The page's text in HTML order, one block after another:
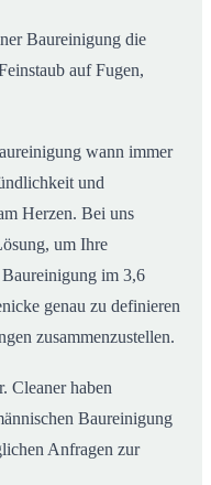
Baureinigung die
auf Fugen,
wann immer
und
Herzen. Bei uns
um Ihre
im 3,6
genau zu definieren
zusammenzustellen.
Cleaner haben
Baureinigung
Anfragen zur